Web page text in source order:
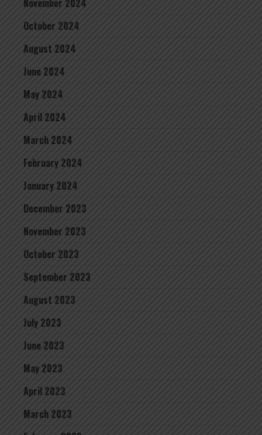
November 2024
October 2024
August 2024
June 2024
May 2024
April 2024
March 2024
February 2024
January 2024
December 2023
November 2023
October 2023
September 2023
August 2023
July 2023
June 2023
May 2023
April 2023
March 2023